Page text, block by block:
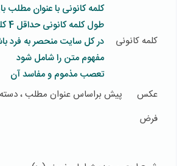
کلمه کانونی
کلمه کانونی با عنوان مطلب
طول کلمه کانونی حداقل 4 کلمه باشد
در کل سایت منحصر به فرد
مفهوم متن را شامل شود
تعصب مذموم و مفاسد آن
عکس پیش
فرض
براساس عنوان مطلب ،